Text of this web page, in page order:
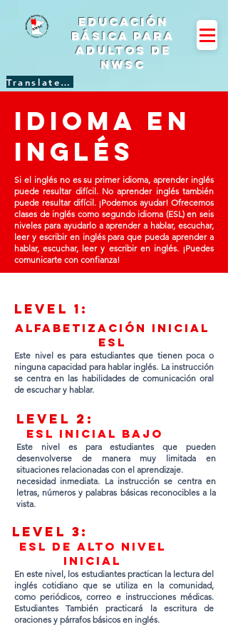
Translate Site
Educación
básica para
adultos de
NWSC
idioma en
Inglés
Si el inglés no es su primer idioma, aprender inglés
puede resultar difícil. No aprender inglés también
puede resultar difícil. ¡Podemos ayudar! Ofrecemos
clases de inglés como segundo idioma (ESL) en seis
niveles para ayudarlo a aprender a hablar, escuchar,
leer y escribir en inglés para que pueda aprender a
hablar, escuchar, leer y escribir en inglés. ¡Puedes
comunicarte con confianza!
Lev el 1:
Alfabetización inicial
ESL
Este nivel es para estudiantes que tienen poca o
ninguna capacidad para hablar inglés. La instrucción
se centra en las habilidades de comunicación oral
de escuchar y hablar.
Lev el 2:
ESL inicial bajo
Este nivel es para estudiantes que pueden
desenvolverse de manera muy limitada en
situaciones relacionadas con el aprendizaje.
necesidad inmediata. La instrucción se centra en
letras, números y palabras básicas reconocibles a la
vista.
Lev el 3:
ESL de alto nivel
inicial
En este nivel, los estudiantes practican la lectura del
inglés cotidiano que se utiliza en la comunidad,
como periódicos, correo e instrucciones médicas.
Estudiantes También practicará la escritura de
oraciones y párrafos básicos en inglés.